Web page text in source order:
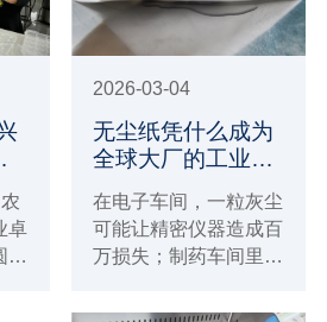
洁领域的 “天花板”。
卓
，
2026-03-04
无尘纸凭什么成为
全球大厂的工业清
洁 “标配”？
在电子车间，一粒灰尘
可能让精密仪器造成百
万损失；制药车间里，
批产品报废…… 工业